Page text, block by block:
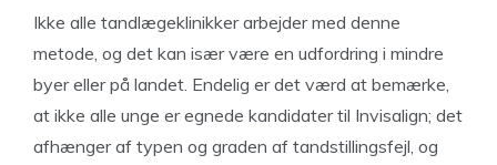
Ikke alle tandlægeklinikker arbejder med denne
metode, og det kan især være en udfordring i mindre
byer eller på landet. Endelig er det værd at bemærke,
at ikke alle unge er egnede kandidater til Invisalign; det
afhænger af typen og graden af tandstillingsfejl, og